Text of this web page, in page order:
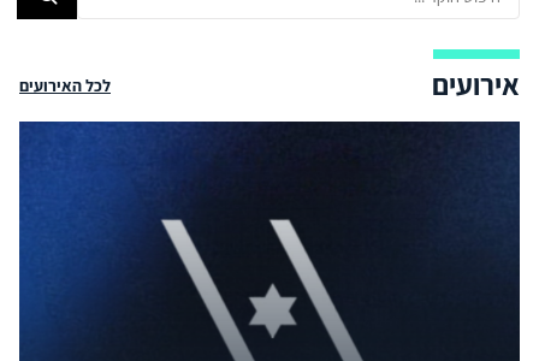
אירועים לכל האירועים